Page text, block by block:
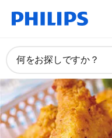
何をお探しですか？